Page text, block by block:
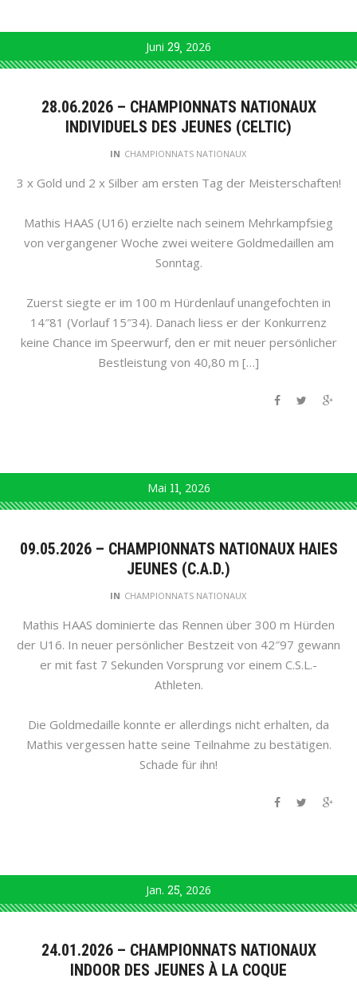
Juni 29 2026
28.06.2026 – CHAMPIONNATS NATIONAUX
INDIVIDUELS DES JEUNES (CELTIC)
IN CHAMPIONNATS NATIONAUX
3 x Gold und 2 x Silber am ersten Tag der Meisterschaften!
Mathis HAAS (U16) erzielte nach seinem Mehrkampfsieg
von vergangener Woche zwei weitere Goldmedaillen am
Sonntag.
Zuerst siegte er im 100 m Hürdenlauf unangefochten in
14″81 (Vorlauf 15″34). Danach liess er der Konkurrenz
keine Chance im Speerwurf, den er mit neuer persönlicher
Bestleistung von 40,80 m […]
Mai 11 2026
09.05.2026 – CHAMPIONNATS NATIONAUX HAIES
JEUNES (C.A.D.)
IN CHAMPIONNATS NATIONAUX
Mathis HAAS dominierte das Rennen über 300 m Hürden
der U16. In neuer persönlicher Bestzeit von 42″97 gewann
er mit fast 7 Sekunden Vorsprung vor einem C.S.L.-
Athleten.
Die Goldmedaille konnte er allerdings nicht erhalten, da
Mathis vergessen hatte seine Teilnahme zu bestätigen.
Schade für ihn!
Jan. 25 2026
24.01.2026 – CHAMPIONNATS NATIONAUX
INDOOR DES JEUNES À LA COQUE